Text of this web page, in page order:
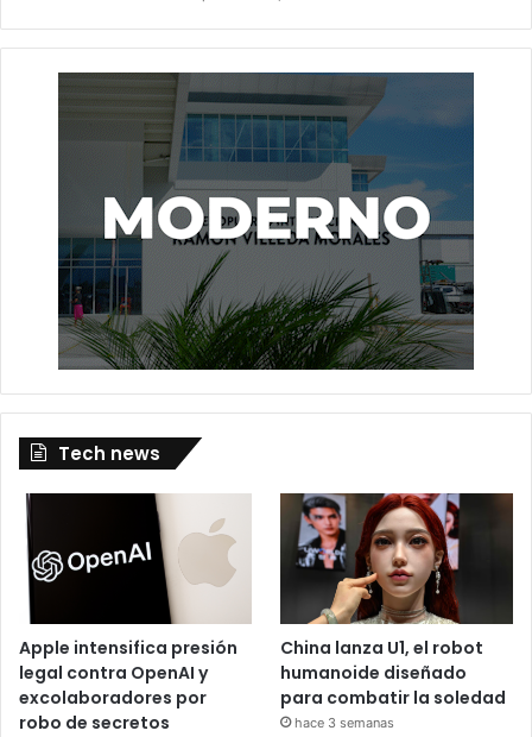
Tech news
Apple intensifica presión
legal contra OpenAI y
excolaboradores por
robo de secretos
China lanza U1, el robot
humanoide diseñado
para combatir la soledad
hace 3 semanas